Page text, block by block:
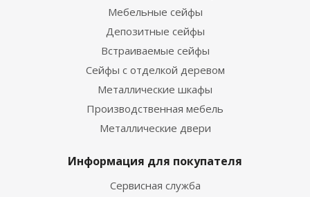
Мебельные сейфы
Депозитные сейфы
Встраиваемые сейфы
Сейфы с отделкой деревом
Металлические шкафы
Производственная мебель
Металлические двери
Информация для покупателя
Сервисная служба